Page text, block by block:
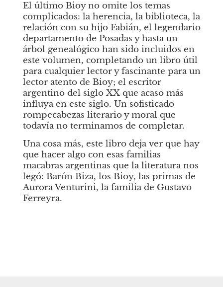
El último Bioy no omite los temas
complicados: la herencia, la biblioteca, la
relación con su hijo Fabián, el legendario
departamento de Posadas y hasta un
árbol genealógico han sido incluidos en
este volumen, completando un libro útil
para cualquier lector y fascinante para un
lector atento de Bioy; el escritor
argentino del siglo XX que acaso más
influya en este siglo. Un sofisticado
rompecabezas literario y moral que
todavía no terminamos de completar.
Una cosa más, este libro deja ver que hay
que hacer algo con esas familias
macabras argentinas que la literatura nos
legó: Barón Biza, los Bioy, las primas de
Aurora Venturini, la familia de Gustavo
Ferreyra.